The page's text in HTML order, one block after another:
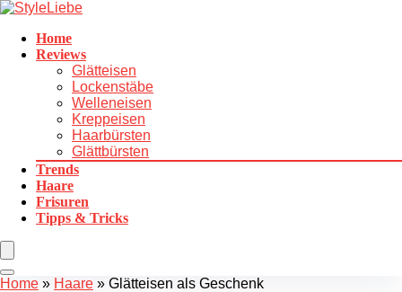
Home
Reviews
Glätteisen
Lockenstäbe
Welleneisen
Kreppeisen
Haarbürsten
Glättbürsten
Trends
Haare
Frisuren
Tipps & Tricks
Home » Haare » Glätteisen als Geschenk